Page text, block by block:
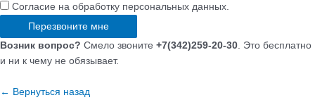
Согласие на обработку персональных данных.
Перезвоните мне
Возник вопрос? Смело звоните +7(342)259-20-30 . Это бесплатно
и ни к чему не обязывает.
← Вернуться назад